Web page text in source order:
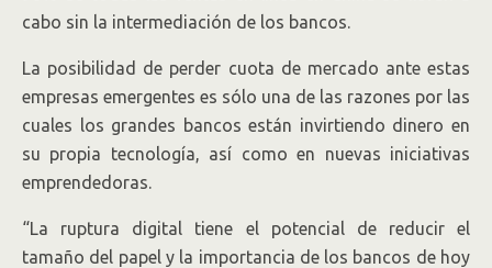
cabo sin la intermediación de los bancos.
La posibilidad de perder cuota de mercado ante estas
empresas emergentes es sólo una de las razones por las
cuales los grandes bancos están invirtiendo dinero en
su propia tecnología, así como en nuevas iniciativas
emprendedoras.
“La ruptura digital tiene el potencial de reducir el
tamaño del papel y la importancia de los bancos de hoy